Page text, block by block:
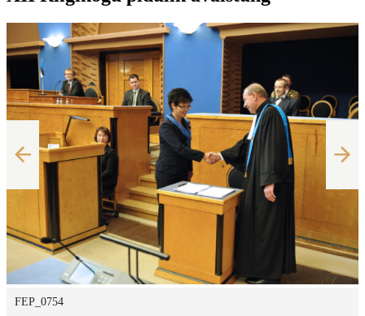
FEP_0754